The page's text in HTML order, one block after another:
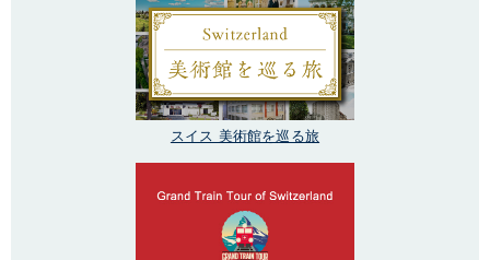
スイス 美術館を巡る旅